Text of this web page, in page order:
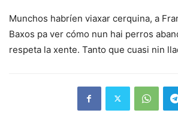
Munchos habríen viaxar cerquina, a
Baxos pa ver cómo nun hai perros
respeta la xente. Tanto que cuasi nin